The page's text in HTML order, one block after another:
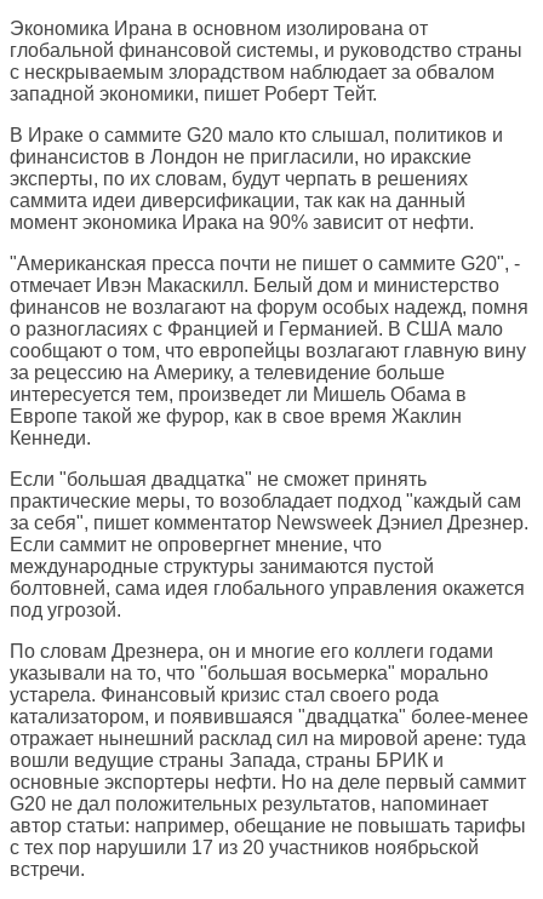
Экономика Ирана в основном изолирована от
глобальной финансовой системы, и руководство страны
с нескрываемым злорадством наблюдает за обвалом
западной экономики, пишет Роберт Тейт.
В Ираке о саммите G20 мало кто слышал, политиков и
финансистов в Лондон не пригласили, но иракские
эксперты, по их словам, будут черпать в решениях
саммита идеи диверсификации, так как на данный
момент экономика Ирака на 90% зависит от нефти.
"Американская пресса почти не пишет о саммите G20", -
отмечает Ивэн Макаскилл. Белый дом и министерство
финансов не возлагают на форум особых надежд, помня
о разногласиях с Францией и Германией. В США мало
сообщают о том, что европейцы возлагают главную вину
за рецессию на Америку, а телевидение больше
интересуется тем, произведет ли Мишель Обама в
Европе такой же фурор, как в свое время Жаклин
Кеннеди.
Если "большая двадцатка" не сможет принять
практические меры, то возобладает подход "каждый сам
за себя", пишет комментатор Newsweek Дэниел Дрезнер.
Если саммит не опровергнет мнение, что
международные структуры занимаются пустой
болтовней, сама идея глобального управления окажется
под угрозой.
По словам Дрезнера, он и многие его коллеги годами
указывали на то, что "большая восьмерка" морально
устарела. Финансовый кризис стал своего рода
катализатором, и появившаяся "двадцатка" более-менее
отражает нынешний расклад сил на мировой арене: туда
вошли ведущие страны Запада, страны БРИК и
основные экспортеры нефти. Но на деле первый саммит
G20 не дал положительных результатов, напоминает
автор статьи: например, обещание не повышать тарифы
с тех пор нарушили 17 из 20 участников ноябрьской
встречи.